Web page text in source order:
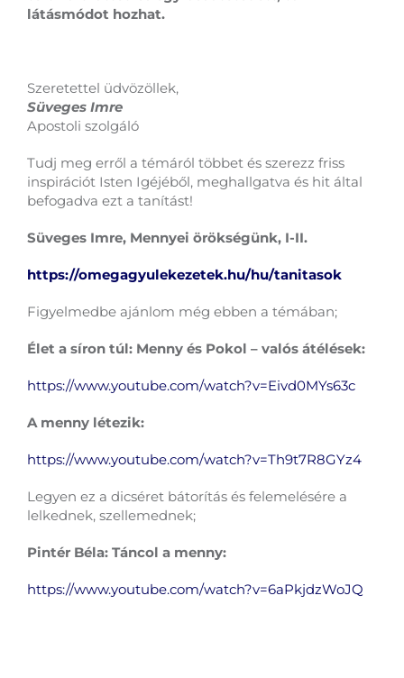
látásmódot hozhat.
Szeretettel üdvözöllek,
Süveges Imre
Apostoli szolgáló
Tudj meg erről a témáról többet és szerezz friss
inspirációt Isten Igéjéből, meghallgatva és hit által
befogadva ezt a tanítást!
Süveges Imre, Mennyei örökségünk, I-II.
https://omegagyulekezetek.hu/hu/tanitasok
Figyelmedbe ajánlom még ebben a témában;
Élet a síron túl: Menny és Pokol – valós átélések:
https://www.youtube.com/watch?v=Eivd0MYs63c
A menny létezik:
https://www.youtube.com/watch?v=Th9t7R8GYz4
Legyen ez a dicséret bátorítás és felemelésére a
lelkednek, szellemednek;
Pintér Béla: Táncol a menny:
https://www.youtube.com/watch?v=6aPkjdzWoJQ